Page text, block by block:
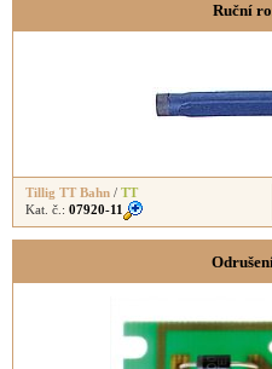
Ruční
Tillig TT Bahn / TT
Kat. č.: 07920-11